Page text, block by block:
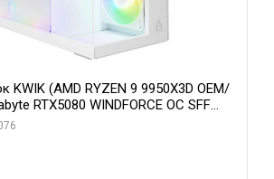
KWIK (AMD RYZEN 9 9950X3D OEM/
RTX5080 WINDFORCE OC SFF
/ 960 ГБ SSD)